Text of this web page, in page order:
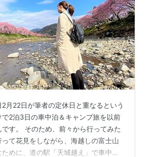
月22日が筆者の定休日と重なるという
2泊3日の車中泊＆キャンプ旅を以前
す。 そのため、前々から行ってみた
て花見をしながら、海越しの富士山
めに、道の駅「天城越え」で車中泊